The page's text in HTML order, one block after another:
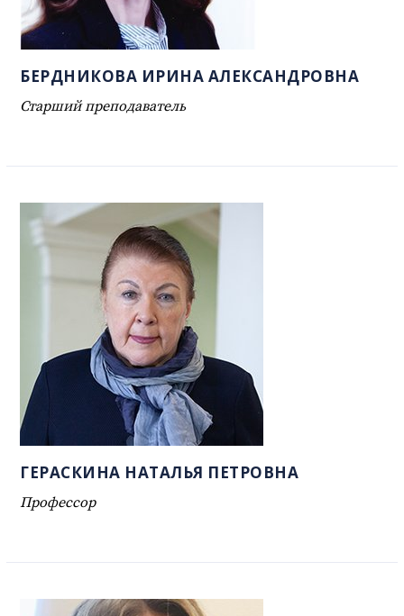
БЕРДНИКОВА ИРИНА АЛЕКСАНДРОВНА
Старший преподаватель
ГЕРАСКИНА НАТАЛЬЯ ПЕТРОВНА
Профессор